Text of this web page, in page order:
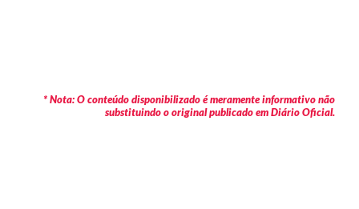
* Nota: O conteúdo disponibilizado é meramente informativo não
substituindo o original publicado em Diário Oficial.